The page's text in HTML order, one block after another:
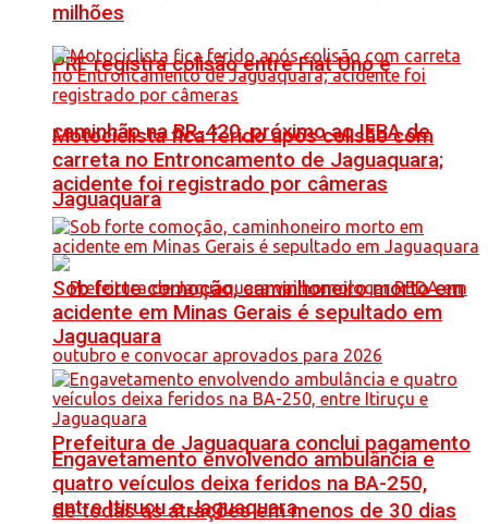
PRF registra colisão entre Fiat Uno e
caminhão na BR-420, próximo ao IFBA de
Jaguaquara
Prefeitura de Jaguaquara conclui pagamento
de todas as atrações em menos de 30 dias
milhões
Motociclista fica ferido após colisão com
carreta no Entroncamento de Jaguaquara;
acidente foi registrado por câmeras
Sob forte comoção, caminhoneiro morto em
acidente em Minas Gerais é sepultado em
Jaguaquara
Engavetamento envolvendo ambulância e
quatro veículos deixa feridos na BA-250,
entre Itiruçu e Jaguaquara